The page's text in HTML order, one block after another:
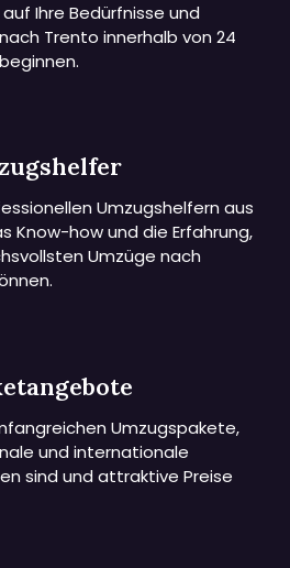
Ihre Bedürfnisse und
Trento innerhalb von 24
Umzugshelfern aus
Know-how und die Erfahrung,
Umzüge nach
Umzugspakete,
und internationale
sind und attraktive Preise